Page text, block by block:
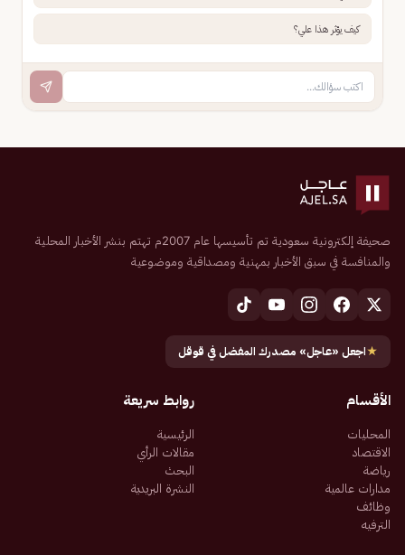
كيف يؤثر هذا علي؟
صحيفة إلكترونية سعودية تم تأسيسها عام 2007م تهتم بنشر الأخبار المحلية
والمنافسة في سبق الأخبار بمهنية ومصداقية وموضوعية
★اجعل «عاجل» مصدرك المفضل في قوقل
الأقسام
المحليات
الاقتصاد
رياضة
مدارات عالمية
وظائف
الترفيه
روابط سريعة
الرئيسية
مقالات الرأي
البحث
النشرة البريدية